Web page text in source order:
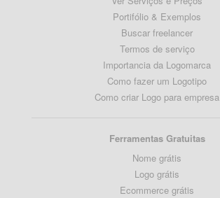
Portifólio & Exemplos
Buscar freelancer
Termos de serviço
Importancia da Logomarca
Como fazer um Logotipo
Como criar Logo para empresa
Ferramentas Gratuitas
Nome grátis
Logo grátis
Ecommerce grátis